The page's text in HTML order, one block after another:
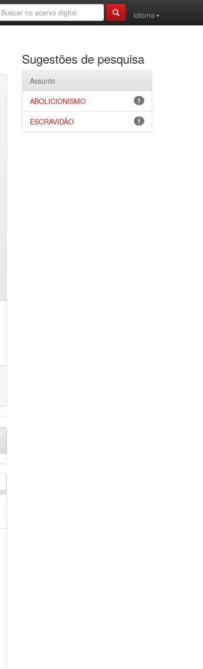
Idioma
Sugestões de pesquisa
Assunto
1
ABOLICIONISMO
1
ESCRAVIDÃO